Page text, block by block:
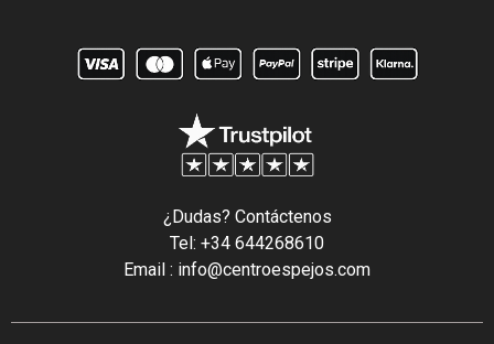
¿Dudas? Contáctenos
Tel: +34 644268610
Email : info@centroespejos.com